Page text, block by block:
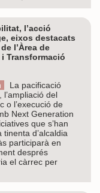
l’acció
eixos destacats
l’Àrea de
Transformació
La pacificació
del
o l’execució de
Next Generation
que s’han
d’alcaldia
participarà en
després
el càrrec per